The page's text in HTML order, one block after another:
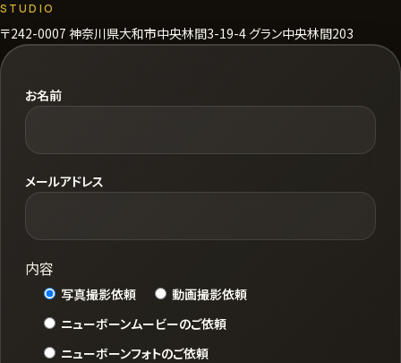
STUDIO
〒242-0007 神奈川県大和市中央林間3-19-4 グラン中央林間203
お名前
メールアドレス
内容
写真撮影依頼
動画撮影依頼
ニューボーンムービーのご依頼
ニューボーンフォトのご依頼